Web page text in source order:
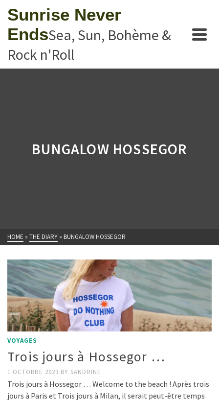
Sunrise Never
EndsSea, Sun, Bohème &
Rock n'Roll
BUNGALOW HOSSEGOR
HOME » THE DIARY » BUNGALOW HOSSEGOR
VOYAGES
Trois jours à Hossegor …
1 OCTOBRE 2023 BY SANDRINE
Trois jours à Hossegor … Welcome to the beach ! Après trois
jours à Paris et Trois jours à Milan, il serait peut-être temps